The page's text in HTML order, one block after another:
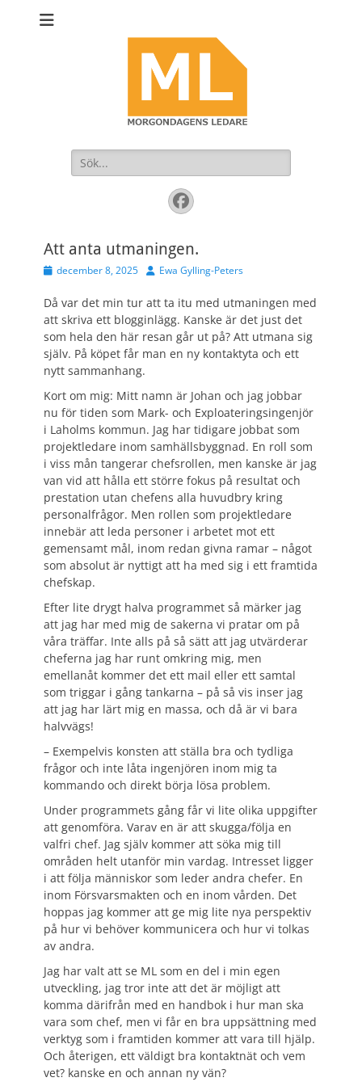
Sök
efter:
Facebook
Att anta utmaningen.
Publicerad
december 8, 2025 Författare
Ewa Gylling-Peters
Då var det min tur att ta itu med utmaningen med
att skriva ett blogginlägg. Kanske är det just det
som hela den här resan går ut på? Att utmana sig
själv. På köpet får man en ny kontaktyta och ett
nytt sammanhang.
Kort om mig: Mitt namn är Johan och jag jobbar
nu för tiden som Mark- och Exploateringsingenjör
i Laholms kommun. Jag har tidigare jobbat som
projektledare inom samhällsbyggnad. En roll som
i viss mån tangerar chefsrollen, men kanske är jag
van vid att hålla ett större fokus på resultat och
prestation utan chefens alla huvudbry kring
personalfrågor. Men rollen som projektledare
innebär att leda personer i arbetet mot ett
gemensamt mål, inom redan givna ramar – något
som absolut är nyttigt att ha med sig i ett framtida
chefskap.
Efter lite drygt halva programmet så märker jag
att jag har med mig de sakerna vi pratar om på
våra träffar. Inte alls på så sätt att jag utvärderar
cheferna jag har runt omkring mig, men
emellanåt kommer det ett mail eller ett samtal
som triggar i gång tankarna – på så vis inser jag
att jag har lärt mig en massa, och då är vi bara
halvvägs!
– Exempelvis konsten att ställa bra och tydliga
frågor och inte låta ingenjören inom mig ta
kommando och direkt börja lösa problem.
Under programmets gång får vi lite olika uppgifter
att genomföra. Varav en är att skugga/följa en
valfri chef. Jag själv kommer att söka mig till
områden helt utanför min vardag. Intresset ligger
i att följa människor som leder andra chefer. En
inom Försvarsmakten och en inom vården. Det
hoppas jag kommer att ge mig lite nya perspektiv
på hur vi behöver kommunicera och hur vi tolkas
av andra.
Jag har valt att se ML som en del i min egen
utveckling, jag tror inte att det är möjligt att
komma därifrån med en handbok i hur man ska
vara som chef, men vi får en bra uppsättning med
verktyg som i framtiden kommer att vara till hjälp.
Och återigen, ett väldigt bra kontaktnät och vem
vet? kanske en och annan ny vän?